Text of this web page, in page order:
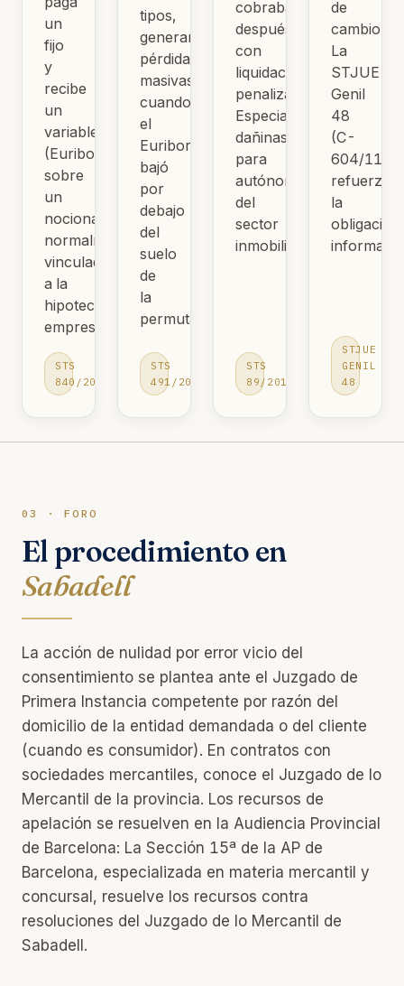
un
fijo
y
recibe
un
variable
(Euribor)
sobre
un
nocional,
normalmente
vinculado
a la
hipoteca
empresarial.
STS
840/2013
tipos,
generaron
pérdidas
masivas
cuando
el
Euribor
bajó
por
debajo
del
suelo
de
la
permuta.
STS
491/2015
cobraba
después
con
liquidaciones
penalizadoras.
Especialmente
dañinas
para
autónomos
del
sector
inmobiliario.
STS
89/2018
de
cambio.
La
STJUE
Genil
48
(C-
604/11)
refuerza
la
obligación
STJUE
GENIL
48
03 · FORO
El procedimiento en
Sabadell
La acción de nulidad por error vicio del
consentimiento se plantea ante el Juzgado de
Primera Instancia competente por razón del
domicilio de la entidad demandada o del cliente
(cuando es consumidor). En contratos con
sociedades mercantiles, conoce el Juzgado de lo
Mercantil de la provincia. Los recursos de
apelación se resuelven en la Audiencia Provincial
de Barcelona: La Sección 15ª de la AP de
Barcelona, especializada en materia mercantil y
concursal, resuelve los recursos contra
resoluciones del Juzgado de lo Mercantil de
Sabadell.